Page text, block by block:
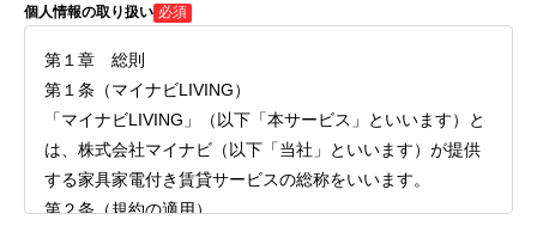
個人情報の取り扱い 必須
第１章 総則
第１条（マイナビLIVING）
「マイナビLIVING」（以下「本サービス」といいます）と
は、株式会社マイナビ（以下「当社」といいます）が提供
する家具家電付き賃貸サービスの総称をいいます。
第２条（規約の適用）